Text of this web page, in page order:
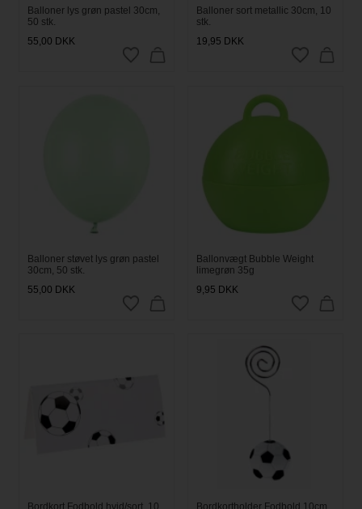
Balloner lys grøn pastel 30cm,
50 stk.
55,00 DKK
Balloner sort metallic 30cm, 10
stk.
19,95 DKK
Balloner støvet lys grøn pastel
30cm, 50 stk.
55,00 DKK
Ballonvægt Bubble Weight
limegrøn 35g
9,95 DKK